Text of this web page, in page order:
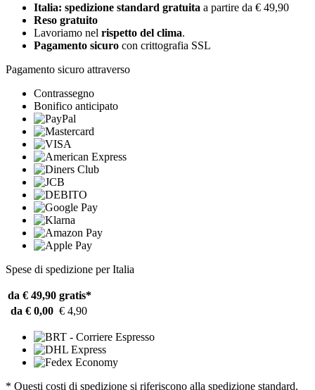
Italia: spedizione standard gratuita a partire da € 49,90
Reso gratuito
Lavoriamo nel rispetto del clima.
Pagamento sicuro con crittografia SSL
Pagamento sicuro attraverso
Contrassegno
Bonifico anticipato
Spese di spedizione per Italia
da € 49,90 gratis*
da € 0,00 € 4,90
* Questi costi di spedizione si riferiscono alla spedizione standard.